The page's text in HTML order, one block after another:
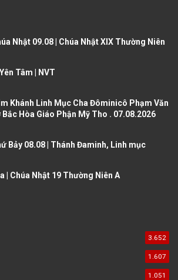
u
p
g
g
Nhật 09.08 | Chúa Nhật XIX Thường Niên
Tâm | NVT
Khánh Linh Mục Cha Đôminicô Phạm Văn
Bắc Hòa Giáo Phận Mỹ Tho . 07.08.2026
Bảy 08.08 | Thánh Đaminh, Linh mục
| Chúa Nhật 19 Thường Niên A
3.652
1.607
1.051